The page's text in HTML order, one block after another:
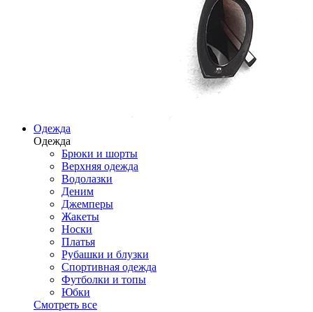
Одежда
Одежда
Брюки и шорты
Верхняя одежда
Водолазки
Деним
Джемперы
Жакеты
Носки
Платья
Рубашки и блузки
Спортивная одежда
Футболки и топы
Юбки
Смотреть все